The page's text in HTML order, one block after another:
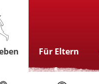
Für Eltern